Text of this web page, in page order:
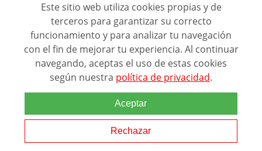
Autoriza operaciones aisladas de carácter excepcional en tiempo
real en nombre de la ¿Oficina de Coordinación de Horarios
(cancelación, modificación e introducción devuelo
s y
programaciones) Gestiona, trata y tramita...
Ver programa
SOLICITAR INFORMACIÓN
Este sitio web utiliza cookies propias y de
terceros para garantizar su correcto
funcionamiento y para analizar tu navegación
con el fin de mejorar tu experiencia. Al continuar
navegando, aceptas el uso de estas cookies
según nuestra política de privacidad.
Aceptar
Rechazar